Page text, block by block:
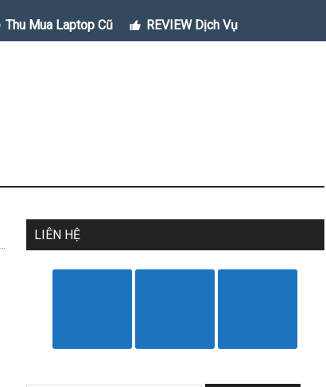
Thu Mua Laptop Cũ REVIEW Dịch Vụ
LIÊN HỆ